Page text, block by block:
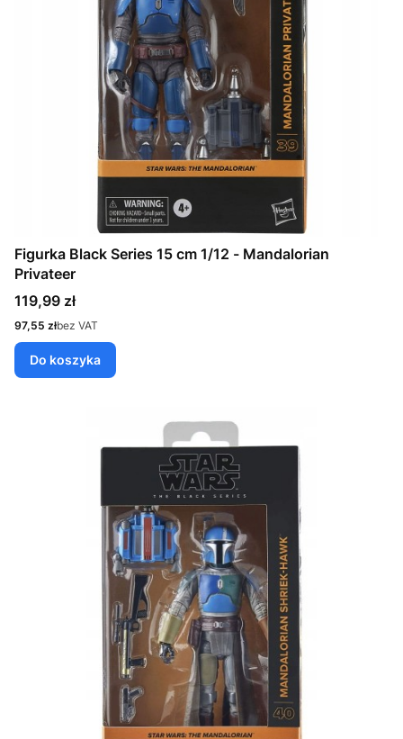
Figurka Black Series 15 cm 1/12 - Mandalorian
Privateer
Cena
119,99 zł
Cena
97,55 złbez VAT
Do koszyka